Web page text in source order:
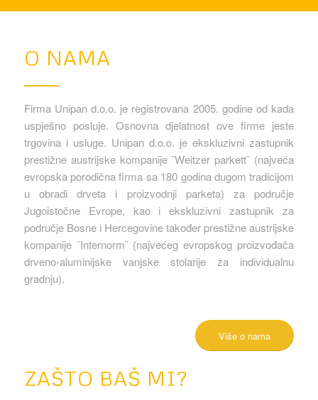
O NAMA
Firma Unipan d.o.o. je registrovana 2005. godine od kada
uspješno posluje. Osnovna djelatnost ove firme jeste
trgovina i usluge. Unipan d.o.o. je ekskluzivni zastupnik
prestižne austrijske kompanije ¨Weitzer parkett¨ (najveća
evropska porodična firma sa 180 godina dugom tradicijom
u obradi drveta i proizvodnji parketa) za područje
Jugoistočne Evrope, kao i ekskluzivni zastupnik za
područje Bosne i Hercegovine također prestižne austrijske
kompanije ¨Internorm¨ (najvećeg evropskog proizvođača
drveno-aluminijske vanjske stolarije za individualnu
gradnju).
Više o nama
ZAŠTO BAŠ MI?